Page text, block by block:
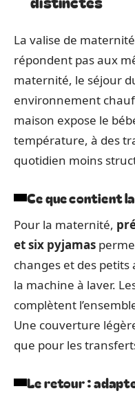
La valise de
répondent pas aux
maternité, le séjour
environnement
maison expose le
température, à des
quotidien moins
Ce que contient
Pour la maternité,
et six pyjamas
changes et des petits
la machine à laver.
complètent
Une couverture
que pour les
Le retour :